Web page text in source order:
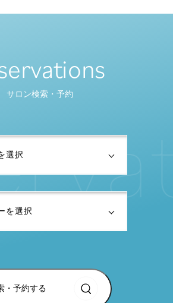
サロン検索・予約
・予約する
rva